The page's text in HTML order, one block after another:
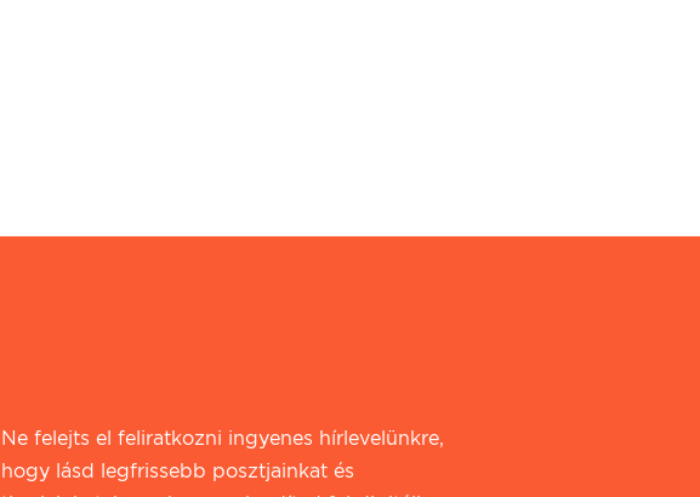
Ne felejts el feliratkozni ingyenes hírlevelünkre,
hogy lásd legfrissebb posztjainkat és